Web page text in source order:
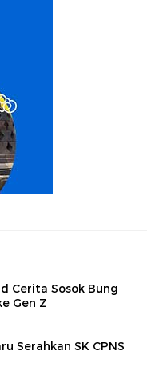
Cerita Sosok Bung
Gen Z
Serahkan SK CPNS